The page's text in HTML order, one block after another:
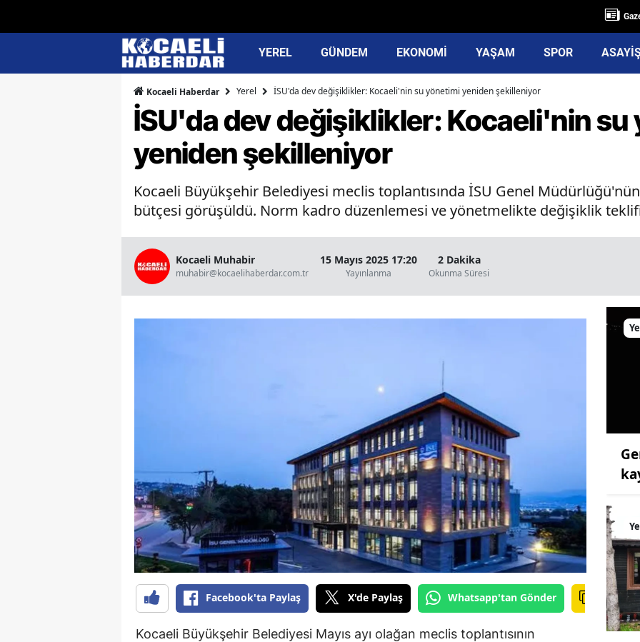
YEREL GÜNDEM EKONOMİ YAŞAM SPOR
Kocaeli Haberdar Yerel İSU'da dev değişiklikler: Kocaeli'nin su yönetimi yeniden şekilleniyor
İSU'da dev değişiklikler: Kocaeli'nin su
yeniden şekilleniyor
Kocaeli Büyükşehir Belediyesi meclis toplantısında İSU Genel
bütçesi görüşüldü. Norm kadro düzenlemesi ve yönetmelikte değişiklik
Kocaeli Muhabir
muhabir@kocaelihaberdar.com.tr
15 Mayıs 2025 17:20
Yayınlanma
2 Dakika
Okunma Süresi
Facebook'ta Paylaş X'de Paylaş Whatsapp'tan Gönder
Kocaeli Büyükşehir Belediyesi Mayıs ayı olağan meclis toplantısının